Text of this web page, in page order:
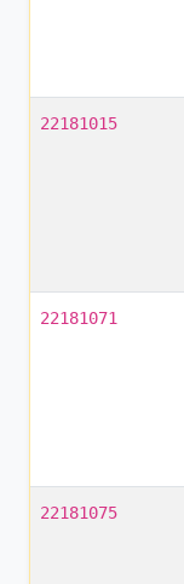
22181015
22181071
22181075